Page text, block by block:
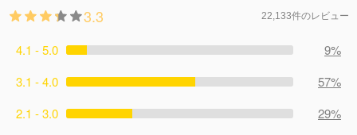
3.3 22,133件のレビュー
4.1 - 5.0
9%
3.1 - 4.0
57%
2.1 - 3.0
29%